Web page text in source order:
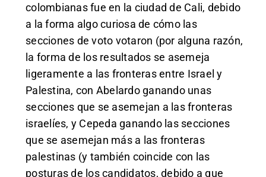
colombianas fue en la ciudad de Cali, debido
a la forma algo curiosa de cómo las
secciones de voto votaron (por alguna razón,
la forma de los resultados se asemeja
ligeramente a las fronteras entre Israel y
Palestina, con Abelardo ganando unas
secciones que se asemejan a las fronteras
israelíes, y Cepeda ganando las secciones
que se asemejan más a las fronteras
palestinas (y también coincide con las
posturas de los candidatos, debido a que